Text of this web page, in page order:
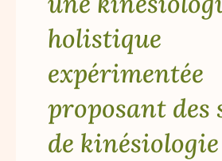
holistique
expérimentée
proposant des
de